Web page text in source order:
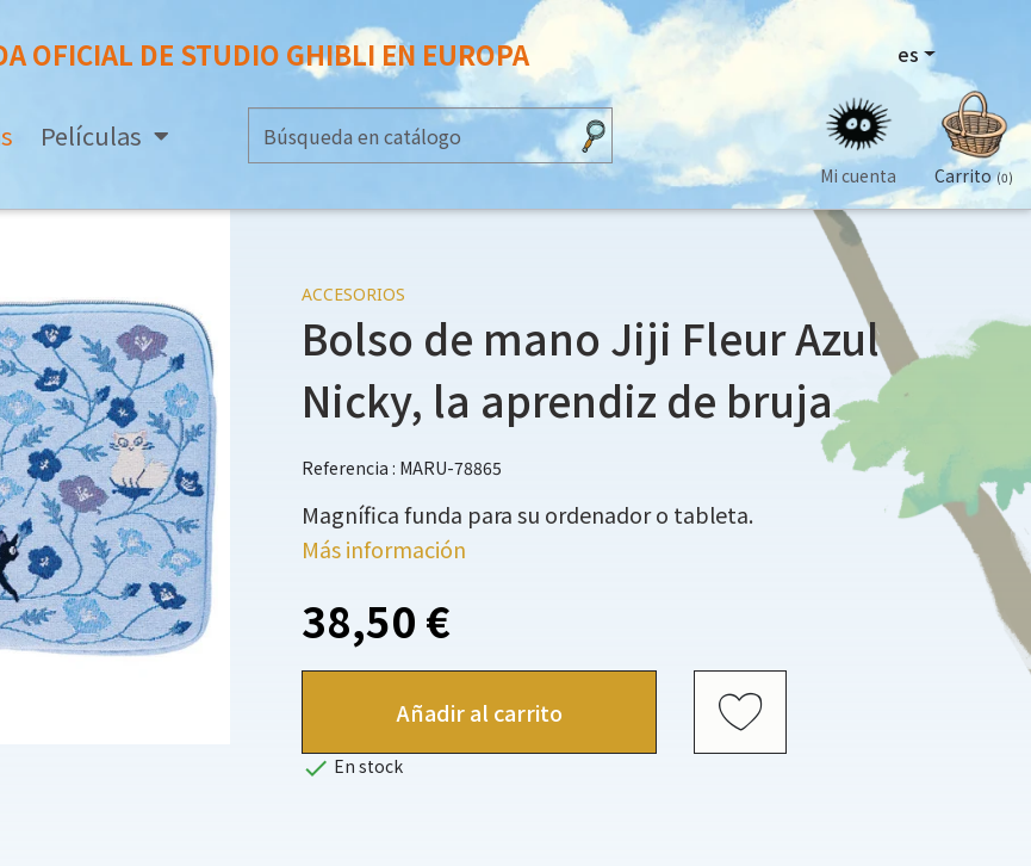
OFICIAL DE STUDIO GHIBLI EN EUROPA
Películas
es
Mi cuenta Carrito (0)
ACCESORIOS
Bolso de mano Jiji Fleur Azul
Nicky, la aprendiz de bruja
Referencia : MARU-78865
Magnífica funda para su ordenador o tableta.
Más información
38,50 €
Añadir al carrito
 En stock